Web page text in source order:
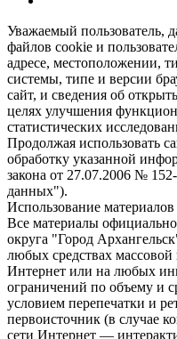
Уважаемый пользователь,
файлов cookie и
адресе, местоположении,
системы, типе и версии
сайт, и сведения об
целях улучшения
статистических
Продолжая использовать
обработку указанной
закона от 27.07.2006 №
данных").
Использование материалов
Все материалы
округа "Город
любых средствах
Интернет или на любых
ограничений по объему и
условием перепечатки и
первоисточник (в случае
сети Интернет —